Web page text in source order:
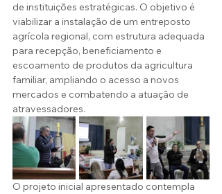
de instituições estratégicas. O objetivo é
viabilizar a instalação de um entreposto
agrícola regional, com estrutura adequada
para recepção, beneficiamento e
escoamento de produtos da agricultura
familiar, ampliando o acesso a novos
mercados e combatendo a atuação de
atravessadores.
O projeto inicial apresentado contempla